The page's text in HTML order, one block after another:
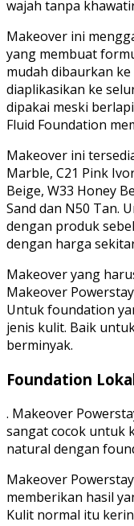
wajah tanpa
Makeover ini
yang membuat
mudah dibaurkan
diaplikasikan ke
dipakai meski
Fluid Foundation
Makeover ini
Marble, C21 Pink
Beige, W33 Honey
Sand dan N50 Tan.
dengan produk
dengan harga
Makeover yang
Makeover
Untuk foundation
jenis kulit. Baik
berminyak.
Foundation
. Makeover
sangat cocok untuk
natural dengan
Makeover
memberikan hasil
Kulit normal itu